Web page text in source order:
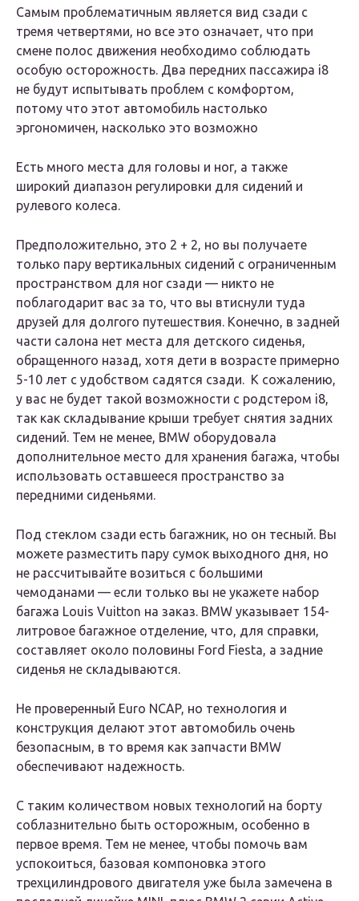
Самым проблематичным является вид сзади с
тремя четвертями, но все это означает, что при
смене полос движения необходимо соблюдать
особую осторожность. Два передних пассажира i8
не будут испытывать проблем с комфортом,
потому что этот автомобиль настолько
эргономичен, насколько это возможно
Есть много места для головы и ног, а также
широкий диапазон регулировки для сидений и
рулевого колеса.
Предположительно, это 2 + 2, но вы получаете
только пару вертикальных сидений с ограниченным
пространством для ног сзади — никто не
поблагодарит вас за то, что вы втиснули туда
друзей для долгого путешествия. Конечно, в задней
части салона нет места для детского сиденья,
обращенного назад, хотя дети в возрасте примерно
5-10 лет с удобством садятся сзади. К сожалению,
у вас не будет такой возможности с родстером i8,
так как складывание крыши требует снятия задних
сидений. Тем не менее, BMW оборудовала
дополнительное место для хранения багажа, чтобы
использовать оставшееся пространство за
передними сиденьями.
Под стеклом сзади есть багажник, но он тесный. Вы
можете разместить пару сумок выходного дня, но
не рассчитывайте возиться с большими
чемоданами — если только вы не укажете набор
багажа Louis Vuitton на заказ. BMW указывает 154-
литровое багажное отделение, что, для справки,
составляет около половины Ford Fiesta, а задние
сиденья не складываются.
Не проверенный Euro NCAP, но технология и
конструкция делают этот автомобиль очень
безопасным, в то время как запчасти BMW
обеспечивают надежность.
С таким количеством новых технологий на борту
соблазнительно быть осторожным, особенно в
первое время. Тем не менее, чтобы помочь вам
успокоиться, базовая компоновка этого
трехцилиндрового двигателя уже была замечена в